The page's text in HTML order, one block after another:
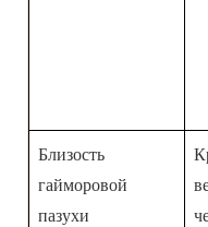
Близость
гайморовой
пазухи